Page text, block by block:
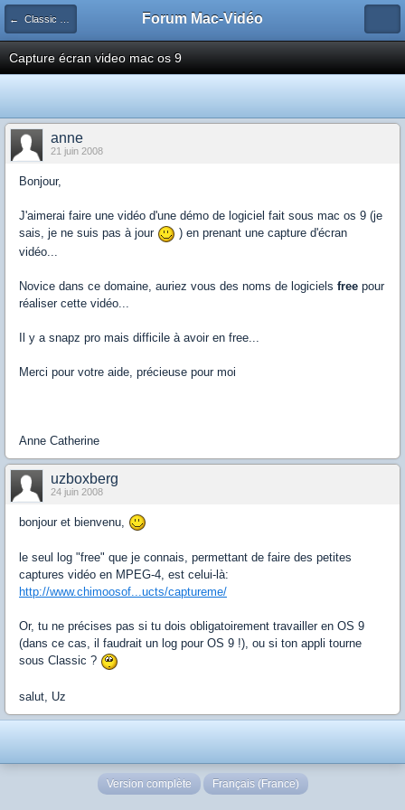
← Classic (Mac OS 9) Forum Mac-Vidéo
Capture écran video mac os 9
anne
21 juin 2008
Bonjour,
J'aimerai faire une vidéo d'une démo de logiciel fait sous mac os 9 (je
sais, je ne suis pas à jour
) en prenant une capture d'écran
vidéo...
Novice dans ce domaine, auriez vous des noms de logiciels free pour
réaliser cette vidéo...
Il y a snapz pro mais difficile à avoir en free...
Merci pour votre aide, précieuse pour moi
Anne Catherine
uzboxberg
24 juin 2008
bonjour et bienvenu,
le seul log "free" que je connais, permettant de faire des petites
captures vidéo en MPEG-4, est celui-là:
http://www.chimoosof...ucts/captureme/
Or, tu ne précises pas si tu dois obligatoirement travailler en OS 9
(dans ce cas, il faudrait un log pour OS 9 !), ou si ton appli tourne
sous Classic ?
salut, Uz
Version complète Français (France)